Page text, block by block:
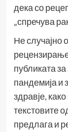
дека со
„спречува
Не случајно
публиката
пандемија и
здравје,
текстовите
предлага и